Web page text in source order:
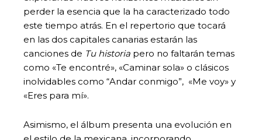
perder la esencia que la ha caracterizado todo
este tiempo atrás. En el repertorio que tocará
en las dos capitales canarias estarán las
canciones de Tu historia pero no faltarán temas
como «Te encontré», «Caminar sola» o clásicos
inolvidables como “Andar conmigo”, «Me voy» y
«Eres para mí».
Asimismo, el álbum presenta una evolución en